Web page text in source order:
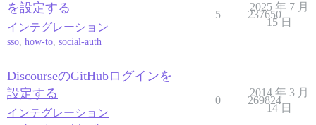
を設定する
インテグレーション
sso, how-to, social-auth
5 237650
2025 年 7 月
15 日
DiscourseのGitHubログインを
設定する
インテグレーション
0 269824
2014 年 3 月
14 日